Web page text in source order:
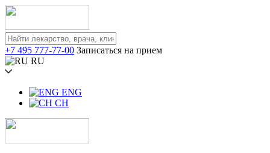
+7 495 777-77-00 Записаться на прием
RU
ENG
CH